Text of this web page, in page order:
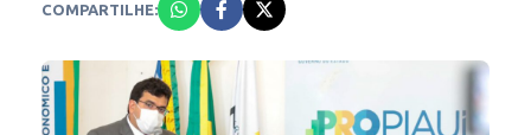
COMPARTILHE: